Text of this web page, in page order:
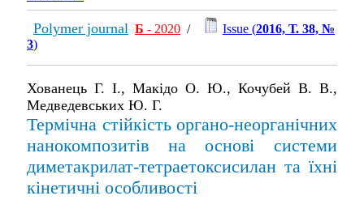
Polymer journal Б - 2020 / Issue (2016, Т. 38, №
3)
Хованець Г. І., Макідо О. Ю., Кочубей В. В.,
Медведевських Ю. Г.
Термічна стійкість органо-неорганічних
нанокомпозитів на основі системи
диметакрилат-тетраетоксисилан та їхні
кінетичні особливості